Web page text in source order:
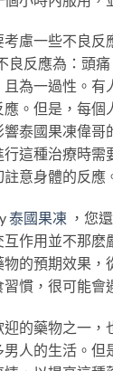
慮一些不良反
良反應為：頭
為一過性。有
。但是，每個
泰國果凍偉哥
這種治療時需
意身體的反應
泰國果凍 ，您
作用並不那麽
的預期效果，
慣，很可能會
的藥物之一，
人的生活。但